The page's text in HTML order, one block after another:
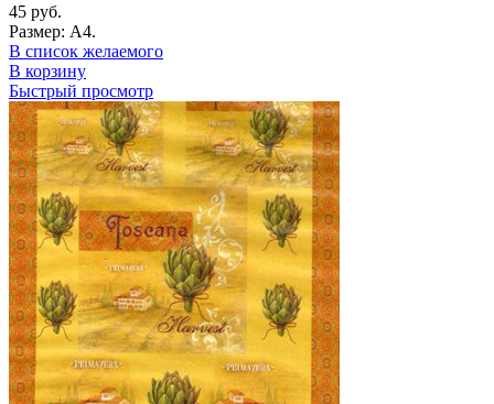
45 руб.
Размер: А4.
В список желаемого
В корзину
Быстрый просмотр